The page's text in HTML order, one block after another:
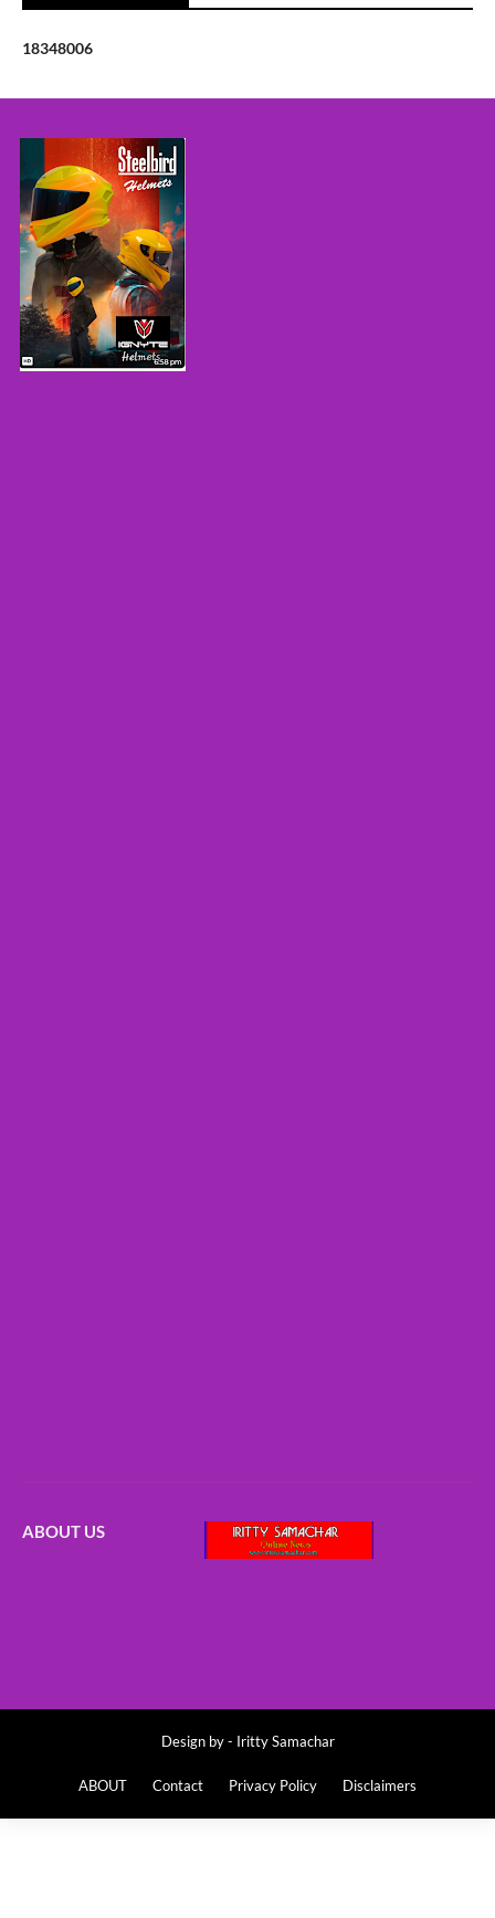
18348006
ABOUT US
Design by - Iritty Samachar
ABOUT Contact Privacy Policy Disclaimers